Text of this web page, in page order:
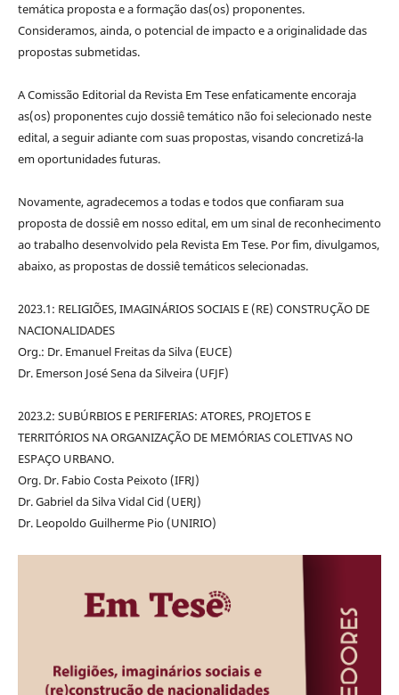
temática proposta e a formação das(os) proponentes.
Consideramos, ainda, o potencial de impacto e a originalidade das
propostas submetidas.
A Comissão Editorial da Revista Em Tese enfaticamente encoraja
as(os) proponentes cujo dossiê temático não foi selecionado neste
edital, a seguir adiante com suas propostas, visando concretizá-la
em oportunidades futuras.
Novamente, agradecemos a todas e todos que confiaram sua
proposta de dossiê em nosso edital, em um sinal de reconhecimento
ao trabalho desenvolvido pela Revista Em Tese. Por fim, divulgamos,
abaixo, as propostas de dossiê temáticos selecionadas.
2023.1: RELIGIÕES, IMAGINÁRIOS SOCIAIS E (RE) CONSTRUÇÃO DE
NACIONALIDADES
Org.: Dr. Emanuel Freitas da Silva (EUCE)
Dr. Emerson José Sena da Silveira (UFJF)
2023.2: SUBÚRBIOS E PERIFERIAS: ATORES, PROJETOS E
TERRITÓRIOS NA ORGANIZAÇÃO DE MEMÓRIAS COLETIVAS NO
ESPAÇO URBANO.
Org. Dr. Fabio Costa Peixoto (IFRJ)
Dr. Gabriel da Silva Vidal Cid (UERJ)
Dr. Leopoldo Guilherme Pio (UNIRIO)